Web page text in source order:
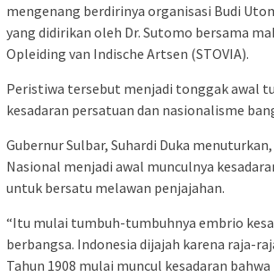
mengenang berdirinya organisasi Budi
yang didirikan oleh Dr. Sutomo bersama
Opleiding van Indische Artsen (STOVIA).
Peristiwa tersebut menjadi tonggak awal
kesadaran persatuan dan nasionalisme
Gubernur Sulbar, Suhardi Duka
Nasional menjadi awal munculnya
untuk bersatu melawan penjajahan.
“Itu mulai tumbuh-tumbuhnya embrio
berbangsa. Indonesia dijajah karena raja-
Tahun 1908 mulai muncul kesadaran